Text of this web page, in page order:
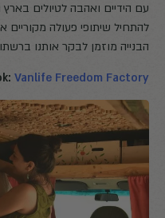
עם הידיים ואהבה לטיולים
להתחיל שיתופי פעולה מקוריים
הבנייה מוזמן לבקר אותנו
Vanlife Freedom Factory